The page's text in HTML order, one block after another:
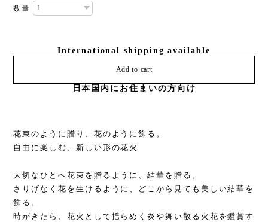
数量
International shipping available
Add to cart
日本国内にお住まいの方向け
花束のように贈り、花のように飾る。
自由に楽しむ、新しい形の花火
大切なひとへ花束を贈るように、結華を贈る。
さりげなく花を生けるように、どこから見ても美しい結華を
飾る。
時がきたら、花火として揺らめく炎や舞い散る火花を鑑賞す